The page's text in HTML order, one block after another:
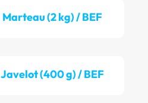
Marteau (2 kg) / BEF
Javelot (400 g) / BEF